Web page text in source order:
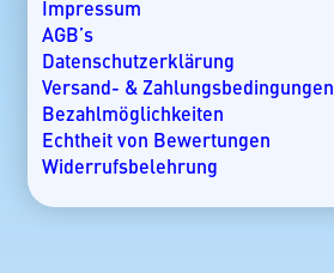
Malaysia
Malediven
Mallorca
Marokko
Mauritius
Mexiko
Namibia
Impressum
AGB’s
Datenschutzerklärung
Versand- & Zahlungsbedingungen
Bezahlmöglichkeiten
Echtheit von Bewertungen
Widerrufsbelehrung